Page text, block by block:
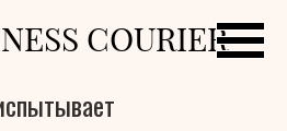
COURIER